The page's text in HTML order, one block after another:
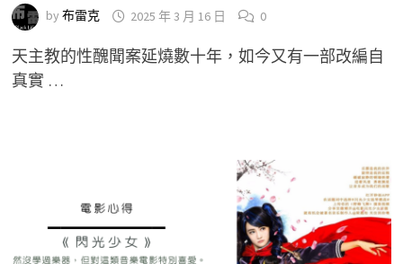
by 布雷克 2025 年 3 月 16 日 0
天主教的性醜聞案延燒數十年，如今又有一部改編自
真實 …